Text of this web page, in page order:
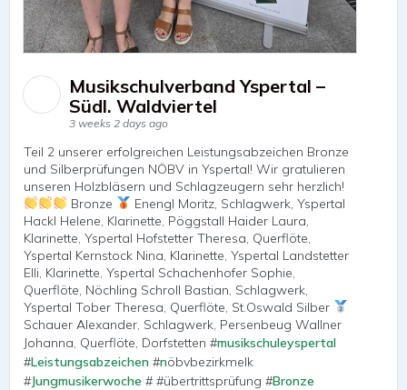
Musikschulverband Yspertal –
Südl. Waldviertel
3 weeks 2 days ago
Teil 2 unserer erfolgreichen Leistungsabzeichen Bronze
und Silberprüfungen NÖBV in Yspertal! Wir gratulieren
unseren Holzbläsern und Schlagzeugern sehr herzlich!
Bronze
Enengl Moritz, Schlagwerk, Yspertal
Hackl Helene, Klarinette, Pöggstall Haider Laura,
Klarinette, Yspertal Hofstetter Theresa, Querflöte,
Yspertal Kernstock Nina, Klarinette, Yspertal Landstetter
Elli, Klarinette, Yspertal Schachenhofer Sophie,
Querflöte, Nöchling Schroll Bastian, Schlagwerk,
Yspertal Tober Theresa, Querflöte, St.Oswald Silber
Schauer Alexander, Schlagwerk, Persenbeug Wallner
Johanna, Querflöte, Dorfstetten #musikschuleyspertal
#Leistungsabzeichen #nöbvbezirkmelk
#Jungmusikerwoche # #übertrittsprüfung #Bronze